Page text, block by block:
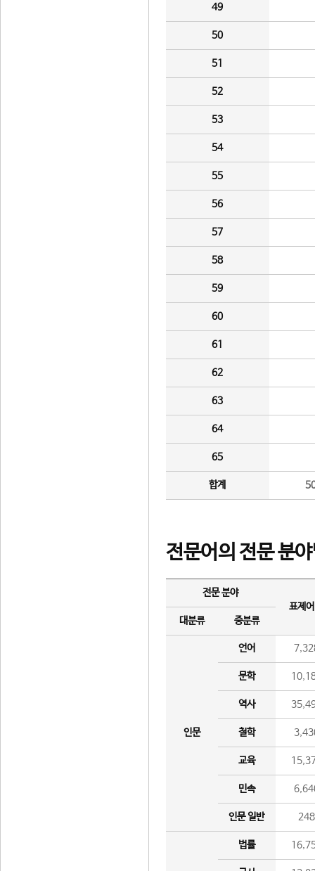
49
50
51
52
53
54
55
56
57
58
59
60
61
62
63
64
65
합계
전문어의 전문 분
전문 분야
표제
대분류
중분류
인문
언어
문학
역사
철학
교육
민속
인문 일반 248
법률